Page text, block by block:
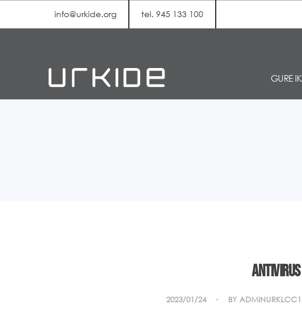
info@urkide.org tel. 945 133 100
GURE
Antivirus
2023/01/24 BY ADMINURKLCC1